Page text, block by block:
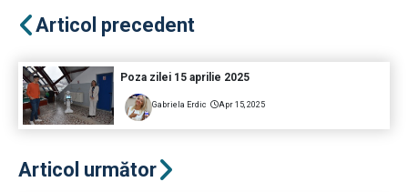
Articol precedent
Poza zilei 15 aprilie 2025
Gabriela Erdic Apr 15, 2025
Articol următor